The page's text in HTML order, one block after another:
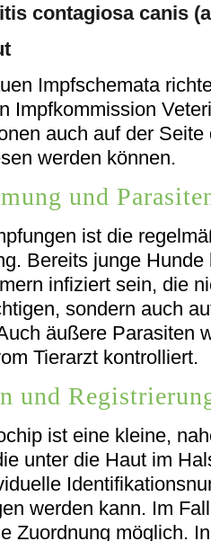
contagiosa canis
Impfschemata
Impfkommission
auch auf der
werden können.
und
ist die
Bereits junge
infiziert sein, die
sondern auch
äußere Parasiten
Tierarzt kontrolliert.
und
ist eine kleine,
unter die Haut im
werden kann. Im
Zuordnung möglich.